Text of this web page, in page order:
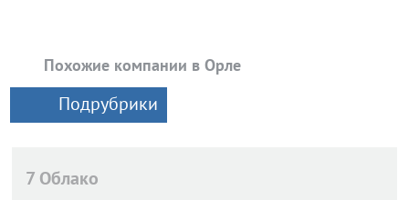
Похожие компании в Орле
Подрубрики
7 Облако